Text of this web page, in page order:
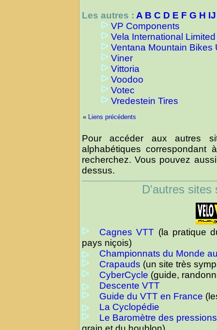
Les autres : A B C D E F G H IJ
VP Components
Vela International Limited
Ventana Mountain Bikes
Viner
Vittoria
Voodoo
Votec
Vredestein Tires
« Liens précédents
Pour accéder aux autres
alphabétiques
recherchez. Vous pouvez
dessus.
D'autres sites
Cagnes VTT (la pratique
pays niçois)
Championnats du Monde
Crapauds (un site très
CyberCycle (guide,
Descente VTT
Guide du VTT en France
La Cyclopédie
Le Baromètre des pressions